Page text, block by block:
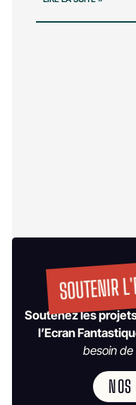
SOUTENIR
Soutenez les
l’Ecran
besoin de